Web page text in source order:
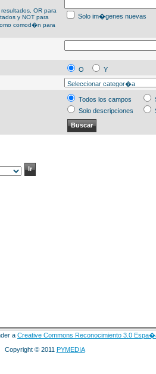
OR para
y NOT para
comod�n para
Solo im�genes nuevas
O
Y
Todos los campos
Solo descripciones
a Creative Commons Reconocimiento 3.0
Copyright © 2011 PYMEDIA